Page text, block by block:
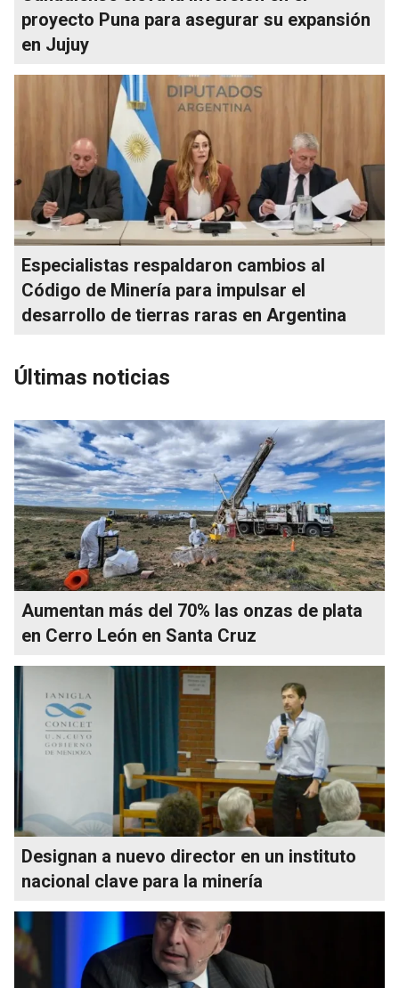
proyecto Puna para asegurar su expansión
en Jujuy
Especialistas respaldaron cambios al
Código de Minería para impulsar el
desarrollo de tierras raras en Argentina
Últimas noticias
Aumentan más del 70% las onzas de plata
en Cerro León en Santa Cruz
Designan a nuevo director en un instituto
nacional clave para la minería